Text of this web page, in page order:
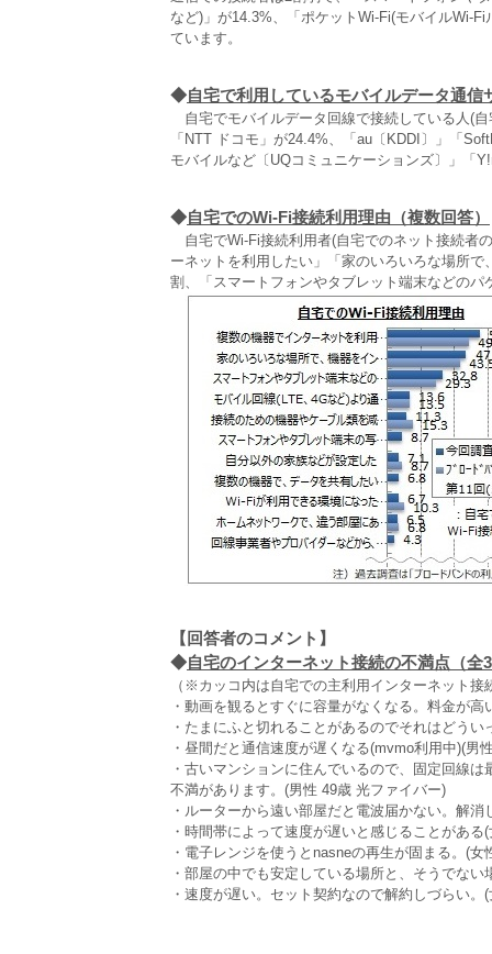
など)」が14.3%、「ポケットWi‐Fi(モバイル
ています。
◆自宅で利用しているモバイルデータ通信
自宅でモバイルデータ回線で接続している人(
「NTT ドコモ」が24.4%、「au〔KDDI〕」「
モバイルなど〔UQコミュニケーションズ〕」「
◆自宅でのWi-Fi接続利用理由（複数回答）
自宅でWi-Fi接続利用者(自宅でのネット接続者
ーネットを利用したい」「家のいろいろな場所
割、「スマートフォンやタブレット端末などの
【回答者のコメント】
◆自宅のインターネット接続の不満点（全
（※カッコ内は自宅での主利用インターネット接
・動画を観るとすぐに容量がなくなる。料金が
・たまにふと切れることがあるのでそれはどう
・昼間だと通信速度が遅くなる(mvmo利用中)(男
・古いマンションに住んでいるので、固定回線
不満があります。(男性 49歳 光ファイバー)
・ルーターから遠い部屋だと電波届かない。解
・時間帯によって速度が遅いと感じることがあ
・電子レンジを使うとnasneの再生が固まる。(女
・部屋の中でも安定している場所と、そうでな
・速度が遅い。セット契約なので解約しづらい